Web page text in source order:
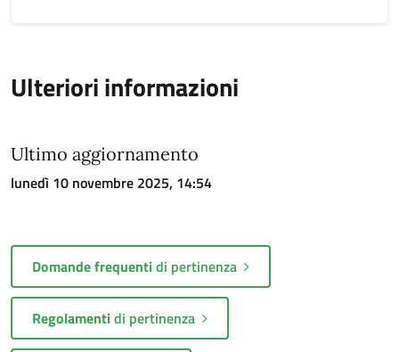
Ulteriori informazioni
Ultimo aggiornamento
lunedì 10 novembre 2025, 14:54
Domande frequentidi pertinenza
Regolamentidi pertinenza